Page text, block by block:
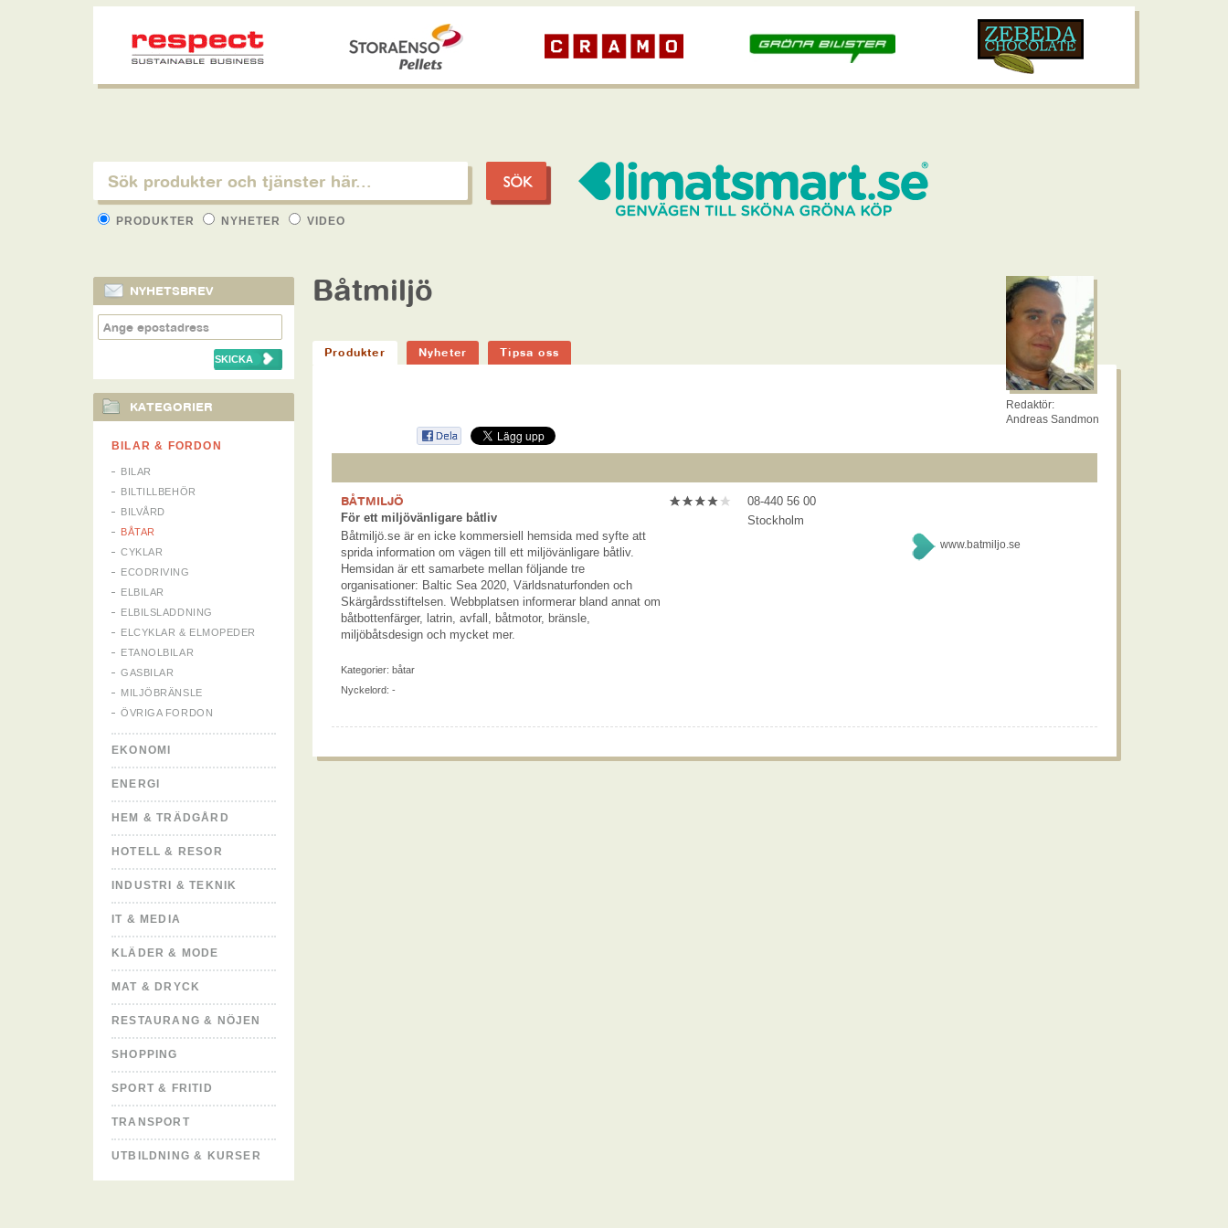
PRODUKTER NYHETER VIDEO
NYHETSBREV
KATEGORIER
BILAR & FORDON
BILAR
BILTILLBEHÖR
BILVÅRD
BÅTAR
CYKLAR
ECODRIVING
ELBILAR
ELBILSLADDNING
ELCYKLAR & ELMOPEDER
ETANOLBILAR
GASBILAR
MILJÖBRÄNSLE
ÖVRIGA FORDON
EKONOMI
ENERGI
HEM & TRÄDGÅRD
HOTELL & RESOR
INDUSTRI & TEKNIK
IT & MEDIA
KLÄDER & MODE
MAT & DRYCK
RESTAURANG & NÖJEN
SHOPPING
SPORT & FRITID
TRANSPORT
UTBILDNING & KURSER
Båtmiljö
Produkter Nyheter Tipsa oss
Redaktör:
Andreas Sandmon
BÅTMILJÖ
För ett miljövänligare båtliv
Båtmiljö.se är en icke kommersiell hemsida med syfte att
sprida information om vägen till ett miljövänligare båtliv.
Hemsidan är ett samarbete mellan följande tre
organisationer: Baltic Sea 2020, Världsnaturfonden och
Skärgårdsstiftelsen. Webbplatsen informerar bland annat om
båtbottenfärger, latrin, avfall, båtmotor, bränsle,
miljöbåtsdesign och mycket mer.
08-440 56 00
Stockholm
www.batmiljo.se
Kategorier: båtar
Nyckelord: -